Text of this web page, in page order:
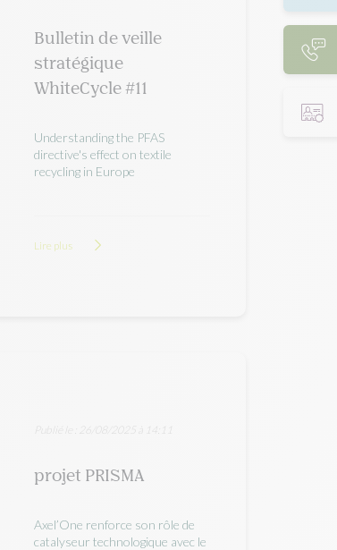
vos Options
Bulletin de veille
stratégique
WhiteCycle #11
Understanding the PFAS
directive's effect on textile
recycling in Europe
Lire plus
Publié le : 26/08/2025 à 14:11
projet PRISMA
Axel’One renforce son rôle de
catalyseur technologique avec le